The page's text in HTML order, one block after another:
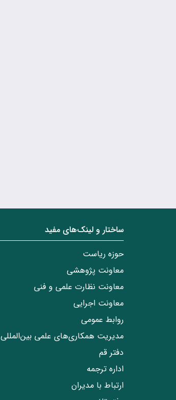
ساختار‌‌ و‌‌ لینک‌های مفید
حوزه ریاست
معاونت پژوهشی
معاونت نظارت علمی و فنی
معاونت اجرایی
روابط عمومی
مدیریت همکاری‌های علمی بین‌المللی
دفتر قم
اداره ترجمه
ارتباط با مدیران